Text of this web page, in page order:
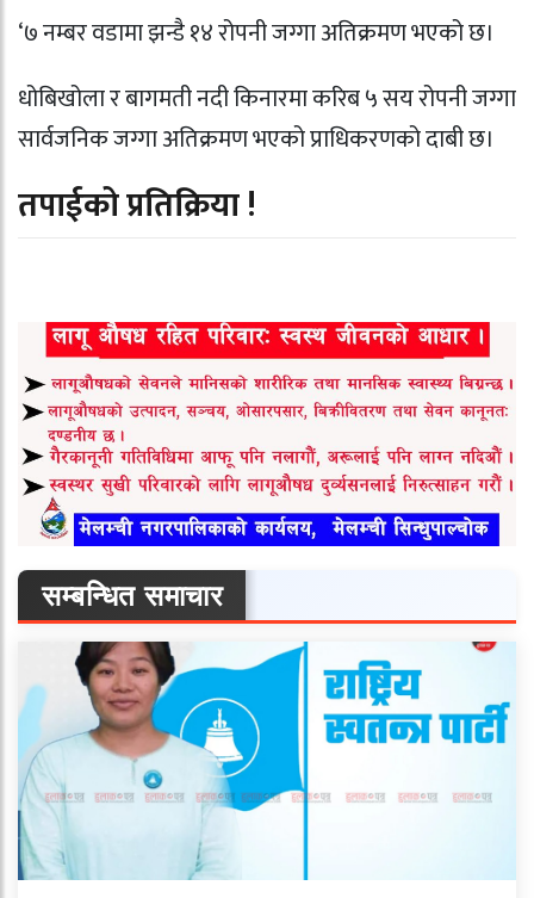
‘७ नम्बर वडामा झन्डै १४ रोपनी जग्गा अतिक्रमण भएको छ।
धोबिखोला र बागमती नदी किनारमा करिब ५ सय रोपनी जग्गा
सार्वजनिक जग्गा अतिक्रमण भएको प्राधिकरणको दाबी छ।
तपाईको प्रतिक्रिया !
सम्बन्धित समाचार